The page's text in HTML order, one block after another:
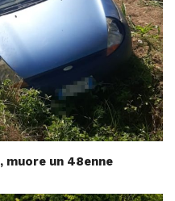
un 48enne